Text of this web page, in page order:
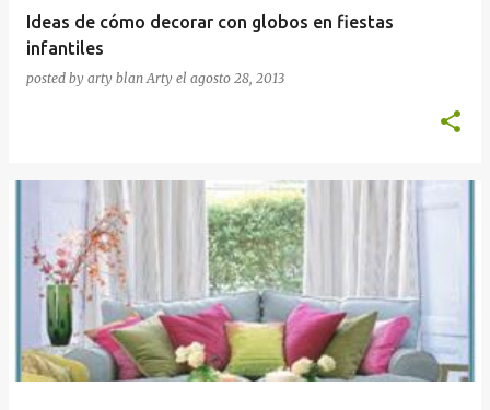
Ideas de cómo decorar con globos en fiestas
infantiles
posted by arty blanArty el agosto 28, 2013